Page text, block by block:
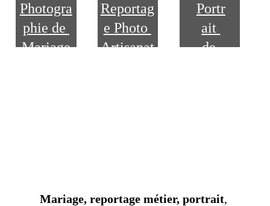
Photogra
phie de
Mariage
Reportag
e Photo
Artisanat
Portr
ait
de
Mariage, reportage métier, portrait,